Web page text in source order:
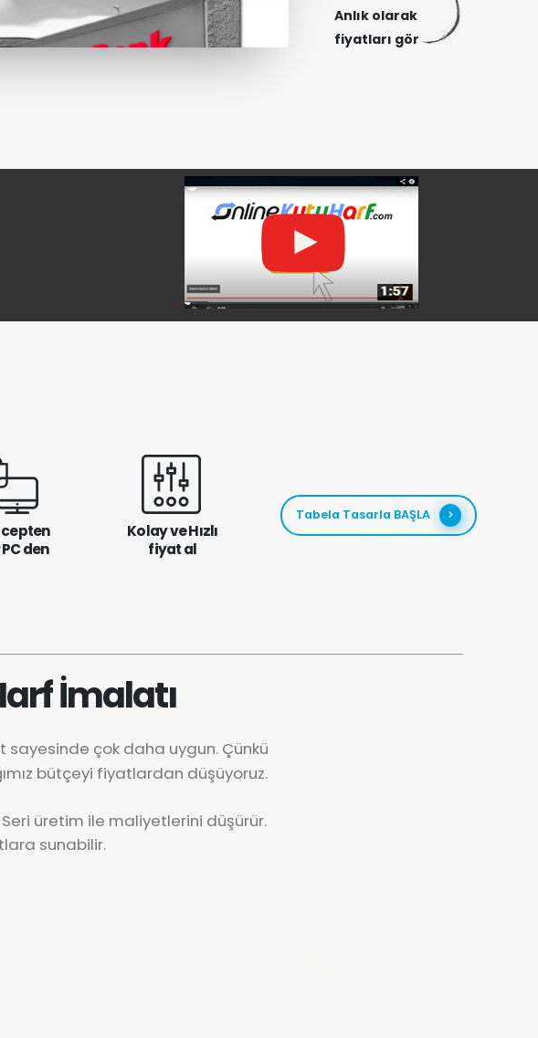
Anlık olarak
fiyatları gör
den
Kolay ve Hızlı
fiyat al
Tabela Tasarla BAŞLA
İmalatı
çok daha uygun. Çünkü
bütçeyi fiyatlardan düşüyoruz.
üretim ile maliyetlerini düşürür.
sunabilir.